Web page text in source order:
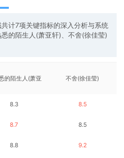
计7项关键指标的深入分析与系统
的陌生人(萧亚轩)、不舍(徐佳莹)
的陌生人(萧亚
8.3
8.7
8.8
不舍(徐佳莹)
8.5
8.5
9.2